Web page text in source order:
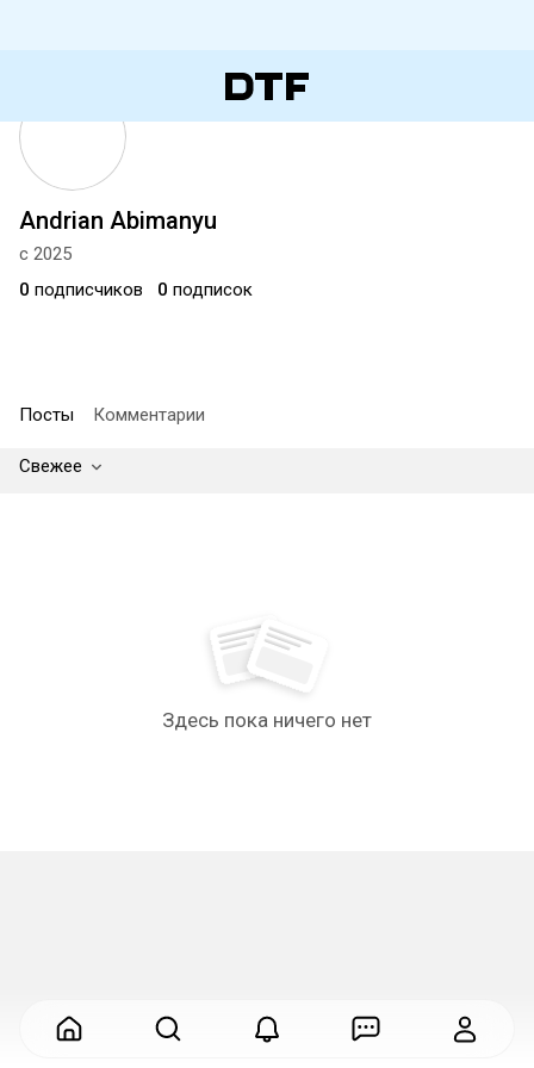
Andrian Abimanyu
с 2025
0 подписчиков 0 подписок
Посты Комментарии
Свежее
Здесь пока ничего нет